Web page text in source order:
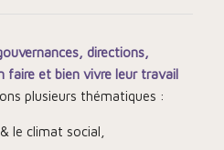
directions,
faire et bien vivre leur travail
plusieurs thématiques :
le climat social,